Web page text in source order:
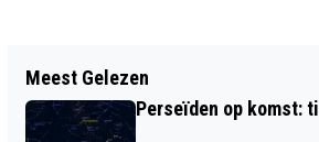
PELÉ OPNIEUW IN HET
Meest Gelezen
Perseïden op komst: